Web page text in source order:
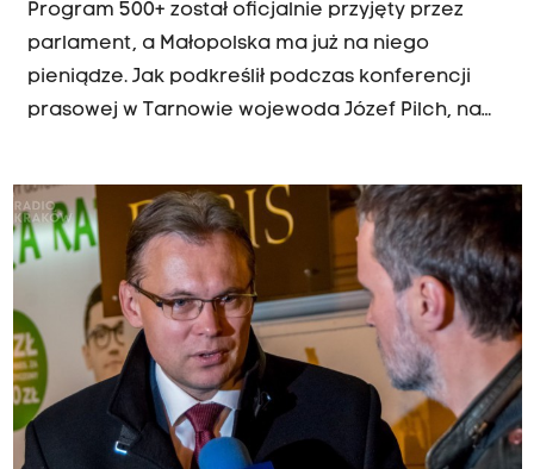
Program 500+ został oficjalnie przyjęty przez
parlament, a Małopolska ma już na niego
pieniądze. Jak podkreślił podczas konferencji
prasowej w Tarnowie wojewoda Józef Pilch, na